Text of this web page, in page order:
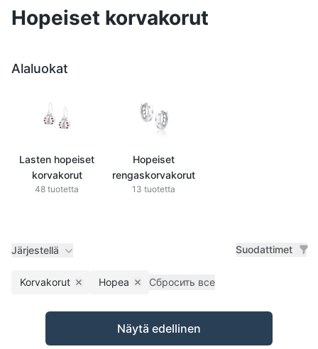
Hopeiset korvakorut
Alaluokat
Lasten hopeiset
korvakorut
48 tuotetta
Hopeiset
rengaskorvakorut
13 tuotetta
Järjestellä Suodattimet
Korvakorut Remove filter
Hopea Remove filter
Сбросить все
Tuotteet
Näytä edellinen